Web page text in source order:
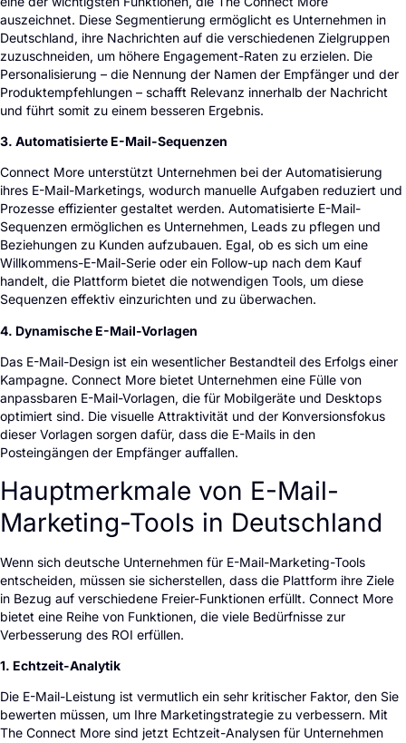
auszeichnet. Diese Segmentierung ermöglicht es Unternehmen in
Deutschland, ihre Nachrichten auf die verschiedenen Zielgruppen
zuzuschneiden, um höhere Engagement-Raten zu erzielen. Die
Personalisierung – die Nennung der Namen der Empfänger und der
Produktempfehlungen – schafft Relevanz innerhalb der Nachricht
und führt somit zu einem besseren Ergebnis.
3. Automatisierte E-Mail-Sequenzen
Connect More unterstützt Unternehmen bei der Automatisierung
ihres E-Mail-Marketings, wodurch manuelle Aufgaben reduziert und
Prozesse effizienter gestaltet werden. Automatisierte E-Mail-
Sequenzen ermöglichen es Unternehmen, Leads zu pflegen und
Beziehungen zu Kunden aufzubauen. Egal, ob es sich um eine
Willkommens-E-Mail-Serie oder ein Follow-up nach dem Kauf
handelt, die Plattform bietet die notwendigen Tools, um diese
Sequenzen effektiv einzurichten und zu überwachen.
4. Dynamische E-Mail-Vorlagen
Das E-Mail-Design ist ein wesentlicher Bestandteil des Erfolgs einer
Kampagne. Connect More bietet Unternehmen eine Fülle von
anpassbaren E-Mail-Vorlagen, die für Mobilgeräte und Desktops
optimiert sind. Die visuelle Attraktivität und der Konversionsfokus
dieser Vorlagen sorgen dafür, dass die E-Mails in den
Posteingängen der Empfänger auffallen.
Hauptmerkmale von E-Mail-
Marketing-Tools in Deutschland
Wenn sich deutsche Unternehmen für E-Mail-Marketing-Tools
entscheiden, müssen sie sicherstellen, dass die Plattform ihre Ziele
in Bezug auf verschiedene Freier-Funktionen erfüllt. Connect More
bietet eine Reihe von Funktionen, die viele Bedürfnisse zur
Verbesserung des ROI erfüllen.
1. Echtzeit-Analytik
Die E-Mail-Leistung ist vermutlich ein sehr kritischer Faktor, den Sie
bewerten müssen, um Ihre Marketingstrategie zu verbessern. Mit
The Connect More sind jetzt Echtzeit-Analysen für Unternehmen